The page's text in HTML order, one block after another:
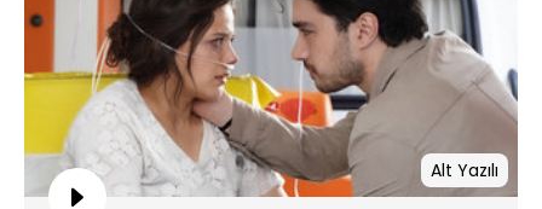
Alt Yazılı